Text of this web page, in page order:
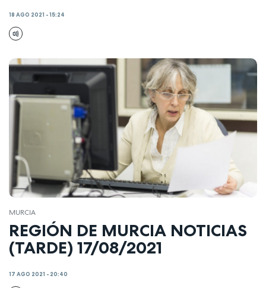
18 AGO 2021 - 15:24
MURCIA
REGIÓN DE MURCIA NOTICIAS
(TARDE) 17/08/2021
17 AGO 2021 - 20:40